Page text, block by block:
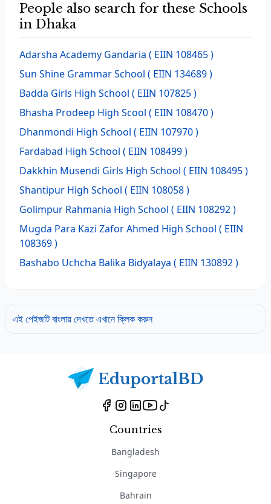
People also search for these Schools
in Dhaka
Adarsha Academy Gandaria ( EIIN 108465 )
Sun Shine Grammar School ( EIIN 134689 )
Badda Girls High School ( EIIN 107825 )
Bhasha Prodeep High Scool ( EIIN 108470 )
Dhanmondi High School ( EIIN 107970 )
Fardabad High School ( EIIN 108499 )
Dakkhin Musendi Girls High School ( EIIN 108495 )
Shantipur High School ( EIIN 108058 )
Golimpur Rahmania High School ( EIIN 108292 )
Mugda Para Kazi Zafor Ahmed High School ( EIIN
108369 )
Bashabo Uchcha Balika Bidyalaya ( EIIN 130892 )
এই পেইজটি বাংলায় দেখতে এখানে ক্লিক করুন
Countries
Bangladesh
Singapore
Bahrain